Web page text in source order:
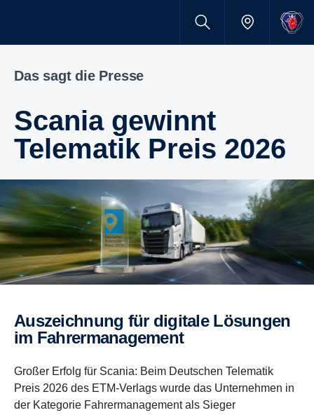
Das sagt die Presse
Scania gewinnt
Telematik Preis 2026
Auszeichnung für digitale Lösungen
im Fahrermanagement
Großer Erfolg für Scania: Beim Deutschen Telematik
Preis 2026 des ETM-Verlags wurde das Unternehmen in
der Kategorie Fahrermanagement als Sieger